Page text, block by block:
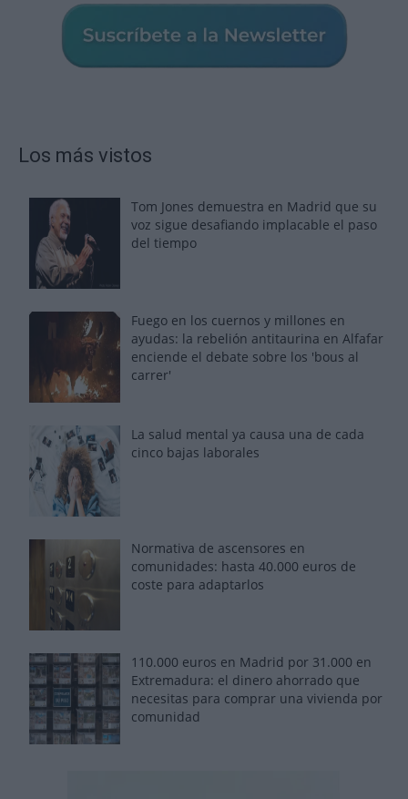
Los más vistos
Tom Jones demuestra en Madrid que su
voz sigue desafiando implacable el paso
del tiempo
Fuego en los cuernos y millones en
ayudas: la rebelión antitaurina en Alfafar
enciende el debate sobre los 'bous al
carrer'
La salud mental ya causa una de cada
cinco bajas laborales
Normativa de ascensores en
comunidades: hasta 40.000 euros de
coste para adaptarlos
110.000 euros en Madrid por 31.000 en
Extremadura: el dinero ahorrado que
necesitas para comprar una vivienda por
comunidad